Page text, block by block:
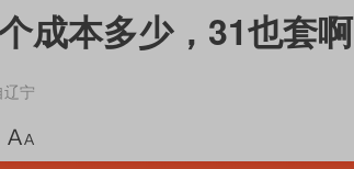
成本多少，31也套啊
辽宁